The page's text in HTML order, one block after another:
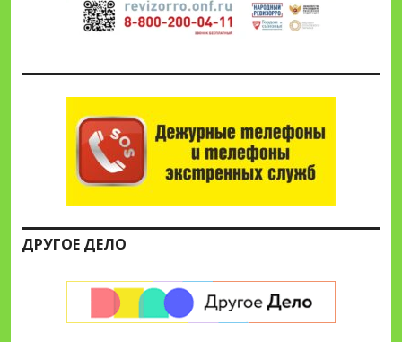
ДРУГОЕ ДЕЛО